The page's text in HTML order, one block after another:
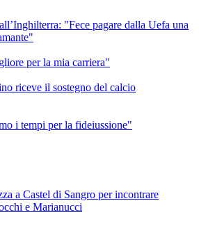
"Fece pagare dalla Uefa una
per la mia carriera"
riceve il sostegno del calcio
i tempi per la fideiussione"
a Castel di Sangro per incontrare
e Marianucci